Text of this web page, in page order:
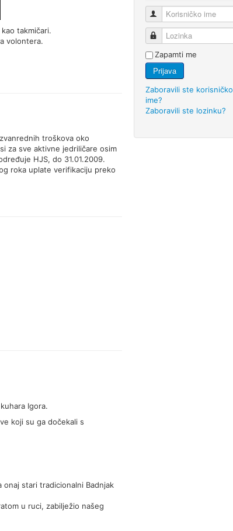
takmičari.
volontera.
troškova oko
za sve aktivne jedriličare osim
HJS, do 31.01.2009.
roka uplate verifikaciju preko
Igora.
koji su ga dočekali s
stari tradicionalni Badnjak
u ruci, zabilježio našeg
Korisničko ime
Lozinka
Zapamti me
Prijava
Zaboravili ste korisničko
ime?
Zaboravili ste lozinku?